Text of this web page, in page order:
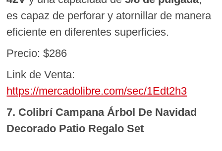
es capaz de perforar y atornillar de manera
eficiente en diferentes superficies.
Precio: $286
Link de Venta:
https://mercadolibre.com/sec/1Edt2h3
7. Colibrí Campana Árbol De Navidad
Decorado Patio Regalo Set